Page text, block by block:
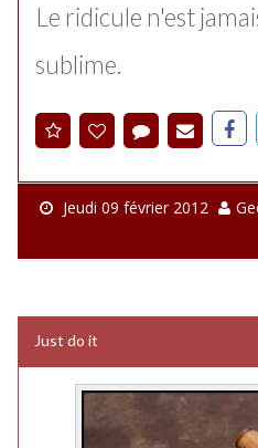
Le ridicule n'est
sublime.
Jeudi 09 février 2012
Just do it